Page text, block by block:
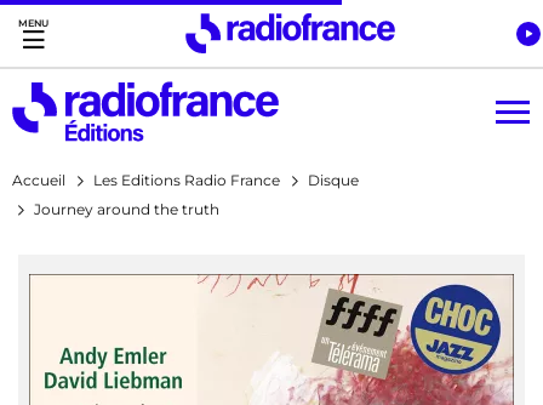
Accès direct :
Menu principal
Contenu
Accueil Les Editions Radio France
Disque
Journey around the truth